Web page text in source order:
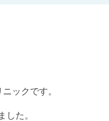
ックです。
た。